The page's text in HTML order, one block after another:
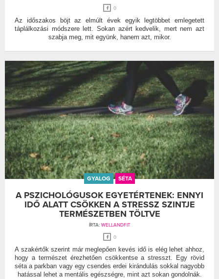
0
Az időszakos böjt az elmúlt évek egyik legtöbbet emlegetett
táplálkozási módszere lett. Sokan azért kedvelik, mert nem azt
szabja meg, mit együnk, hanem azt, mikor.
GYALOG SÉTA
A PSZICHOLÓGUSOK EGYETÉRTENEK: ENNYI
IDŐ ALATT CSÖKKEN A STRESSZ SZINTJE
TERMÉSZETBEN TÖLTVE
ÍRTA: WELLANDFIT
0
A szakértők szerint már meglepően kevés idő is elég lehet ahhoz,
hogy a természet érezhetően csökkentse a stresszt. Egy rövid
séta a parkban vagy egy csendes erdei kirándulás sokkal nagyobb
hatással lehet a mentális egészségre, mint azt sokan gondolnák.